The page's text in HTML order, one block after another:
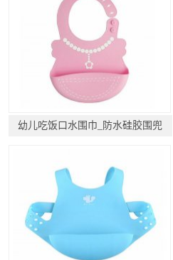
幼儿吃饭口水围巾_防水硅胶围兜